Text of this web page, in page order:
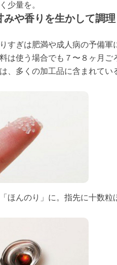
少量を。
や香りを生かして調理
すぎは肥満や成人病の予備軍
は使う場合でも７〜８ヶ月ご
、多くの加工品に含まれてい
ほんのり」に。指先に十数粒